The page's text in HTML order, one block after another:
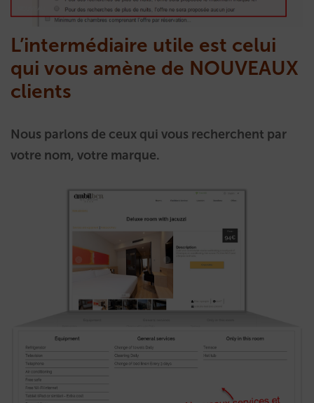
L’intermédiaire utile est celui
qui vous amène de NOUVEAUX
clients
Nous parlons de ceux qui vous recherchent par
votre nom, votre marque.